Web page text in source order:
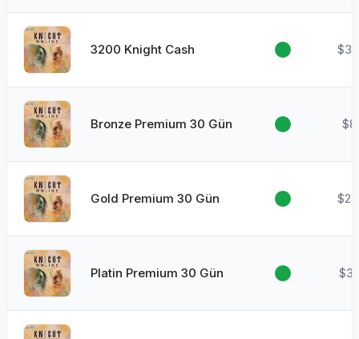
3200 Knight Cash
Bronze Premium 30 Gün
Gold Premium 30 Gün
Platin Premium 30 Gün